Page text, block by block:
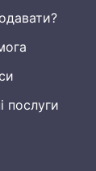
послуги